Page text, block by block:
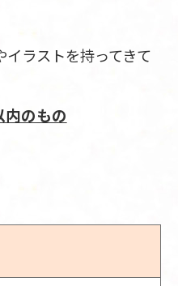
イラストを持ってきて
のもの